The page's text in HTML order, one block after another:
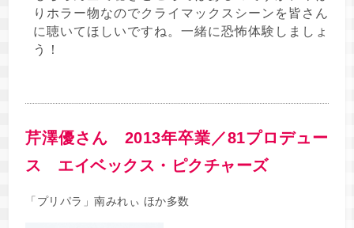
りホラー物なのでクライマックスシーンを皆さん
に聴いてほしいですね。一緒に恐怖体験しましょ
う！
芹澤優さん 2013年卒業／81プロデュー
ス エイベックス・ピクチャーズ
「プリパラ」南みれぃ ほか多数